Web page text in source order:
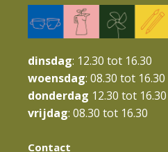
i
g
a
t
i
dinsdag: 12.30 tot 16.30
woensdag: 08.30 tot 16.30
donderdag 12.30 tot 16.30
vrijdag: 08.30 tot 16.30
Contact